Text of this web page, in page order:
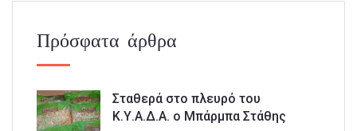
Πρόσφατα άρθρα
Σταθερά στο πλευρό του
Κ.Υ.Α.Δ.Α. ο Μπάρμπα Στάθης